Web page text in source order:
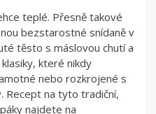
teplé. Přesně takové
bezstarostné snídaně v
těsto s máslovou chutí a
které nikdy
nebo rozkrojené s
Recept na tyto tradiční,
najdete na